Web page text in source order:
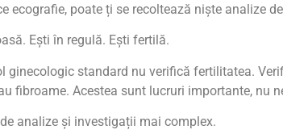
ecografie, poate ți se recoltează niște analize
Ești în regulă. Ești fertilă.
ginecologic standard nu verifică fertilitatea.
fibroame. Acestea sunt lucruri importante, nu
analize și investigații mai complex.